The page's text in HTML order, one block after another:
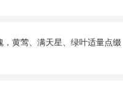
，黄莺、满天星、绿叶适量点缀